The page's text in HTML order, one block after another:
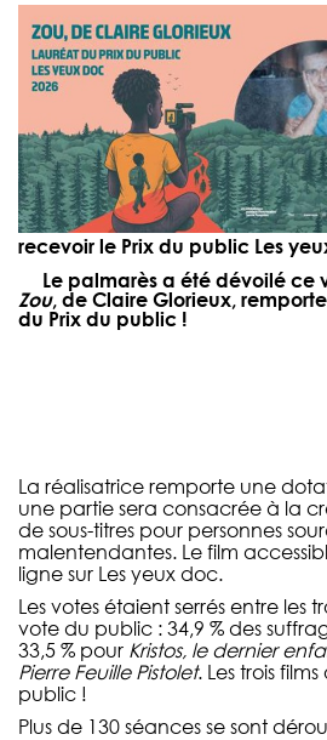
recevoir le Prix du public Les
Le palmarès a été dévoilé ce
Zou, de Claire Glorieux,
du Prix du public !
La réalisatrice remporte une
une partie sera consacrée à la
de sous-titres pour personnes
malentendantes. Le film
ligne sur Les yeux doc.
Les votes étaient serrés entre les
vote du public : 34,9 % des
33,5 % pour Kristos, le dernier
Pierre Feuille Pistolet. Les trois
public !
Plus de 130 séances se sont